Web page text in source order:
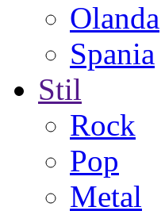
Olanda
Spania
Stil
Rock
Pop
Metal